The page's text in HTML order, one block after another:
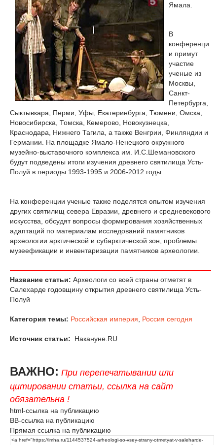
Ямала.
В
конференци
и примут
участие
ученые из
Москвы,
Санкт-
Петербурга,
Сыктывкара, Перми, Уфы, Екатеринбурга, Тюмени, Омска,
Новосибирска, Томска, Кемерово, Новокузнецка,
Краснодара, Нижнего Тагила, а также Венгрии, Финляндии и
Германии. На площадке Ямало-Ненецкого окружного
музейно-выставочного комплекса им. И.С.Шемановского
будут подведены итоги изучения древнего святилища Усть-
Полуй в периоды 1993-1995 и 2006-2012 годы.
На конференции ученые также поделятся опытом изучения
других святилищ севера Евразии, древнего и средневекового
искусства, обсудят вопросы формирования хозяйственных
адаптаций по материалам исследований памятников
археологии арктической и субарктической зон, проблемы
музеефикации и инвентаризации памятников археологии.
Название статьи: Археологи со всей страны отметят в
Салехарде годовщину открытия древнего святилища Усть-
Полуй
Категория темы: Российская империя Россия сегодня
Источник статьи: Накануне.RU
ВАЖНО: При перепечатывании или
цитировании статьи, ссылка на сайт
обязательна !
html-ссылка на публикацию
BB-ссылка на публикацию
Прямая ссылка на публикацию